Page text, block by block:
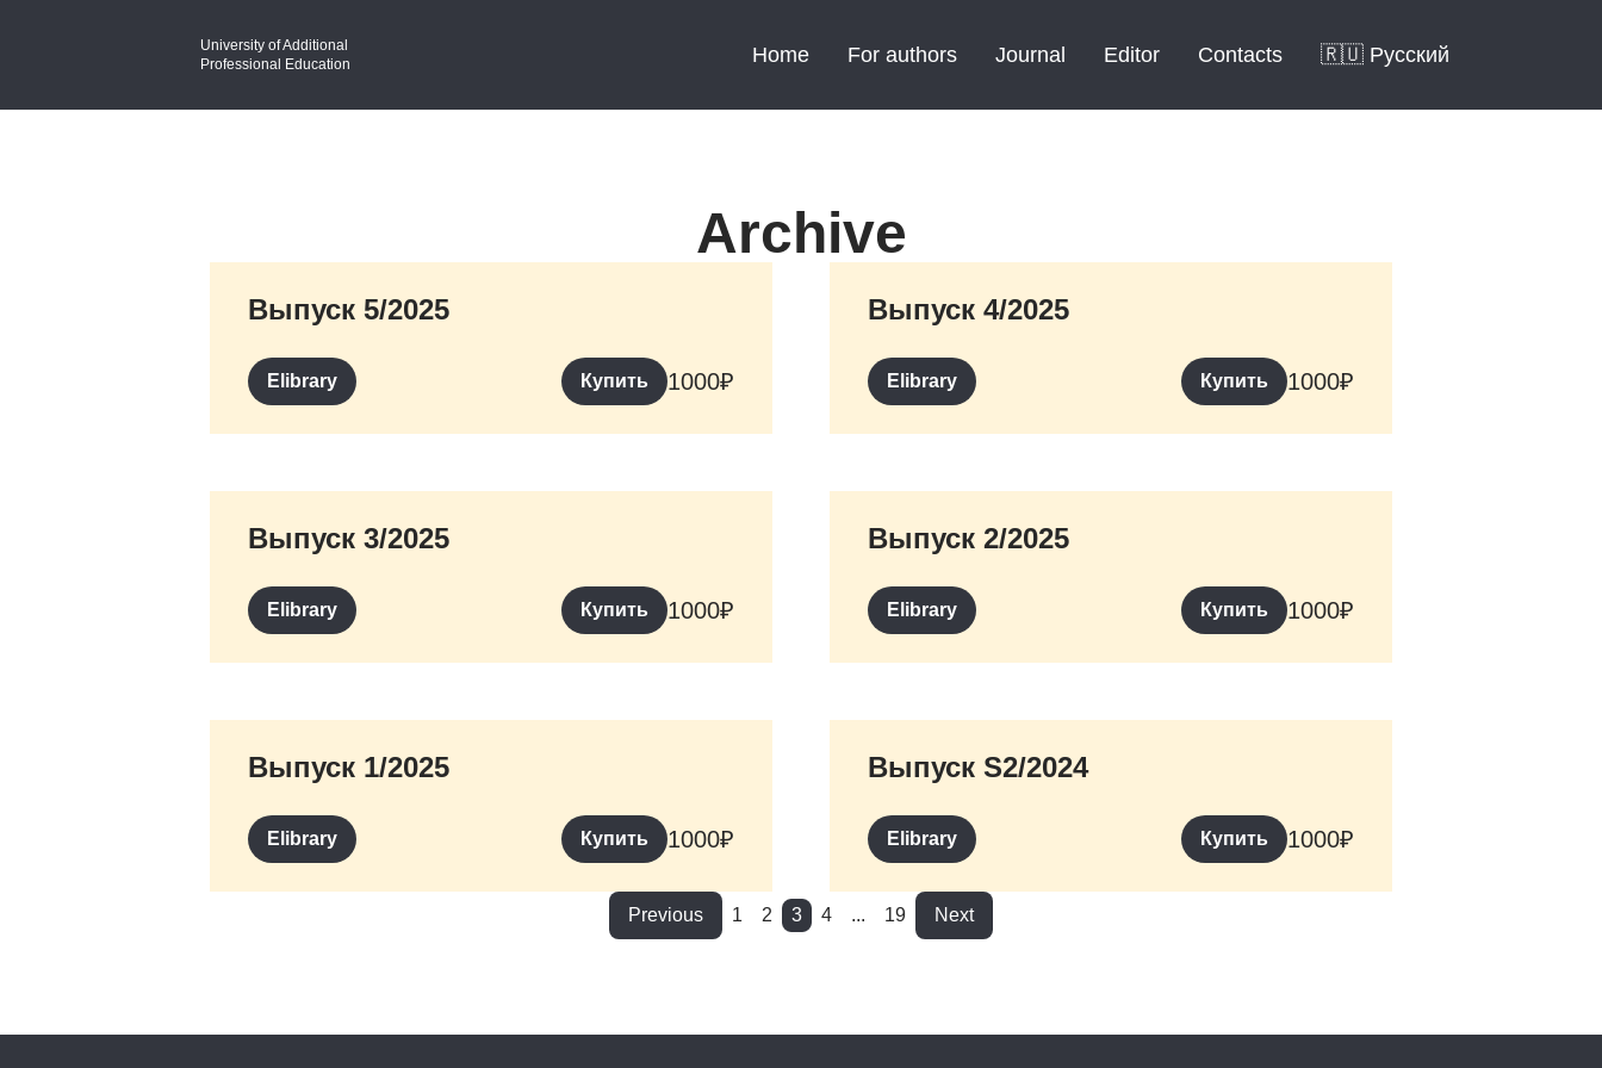
University of Additional
Professional Education
Home For authors Journal Editor Contacts 🇷🇺 Русский
Archive
Выпуск 5/2025
Elibrary Купить 1000₽
Выпуск 4/2025
Elibrary Купить 1000₽
Выпуск 3/2025
Elibrary Купить 1000₽
Выпуск 2/2025
Elibrary Купить 1000₽
Выпуск 1/2025
Elibrary Купить 1000₽
Выпуск S2/2024
Elibrary Купить 1000₽
Previous 1 2 3 4 ... 19 Next